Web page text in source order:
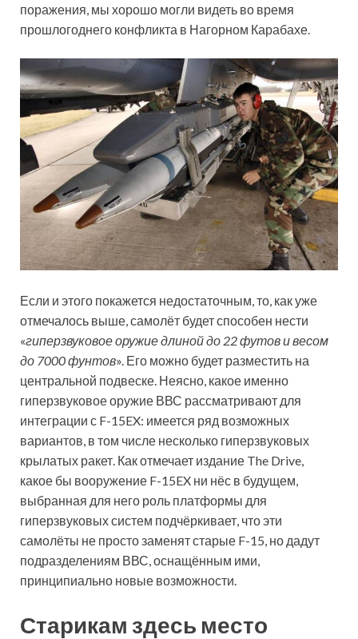
поражения, мы хорошо могли видеть во время
прошлогоднего конфликта в Нагорном Карабахе.
Если и этого покажется недостаточным, то, как уже
отмечалось выше, самолёт будет способен нести
«гиперзвуковое оружие длиной до 22 футов и весом
до 7000 фунтов». Его можно будет разместить на
центральной подвеске. Неясно, какое именно
гиперзвуковое оружие ВВС рассматривают для
интеграции с F-15EX: имеется ряд возможных
вариантов, в том числе несколько гиперзвуковых
крылатых ракет. Как отмечает издание The Drive,
какое бы вооружение F-15EX ни нёс в будущем,
выбранная для него роль платформы для
гиперзвуковых систем подчёркивает, что эти
самолёты не просто заменят старые F-15, но дадут
подразделениям ВВС, оснащённым ими,
принципиально новые возможности.
Старикам здесь место